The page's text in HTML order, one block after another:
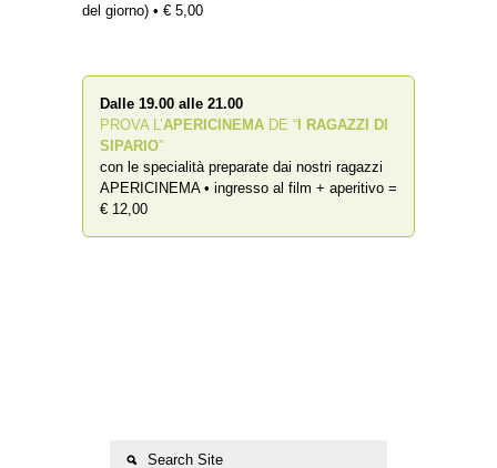
del giorno) • € 5,00
Dalle 19.00 alle 21.00
PROVA L’APERICINEMA DE “ I RAGAZZI DI
SIPARIO”
con le specialità preparate dai nostri ragazzi
APERICINEMA • ingresso al film + aperitivo =
€ 12,00